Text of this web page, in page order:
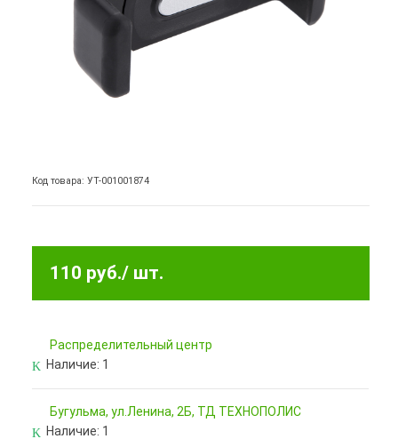
Код товара: УТ-001001874
110 руб./ шт.
Pаспределительный центр
Наличие: 1
Бугульма, ул.Ленина, 2Б, ТД ТЕХНОПОЛИС
Наличие: 1